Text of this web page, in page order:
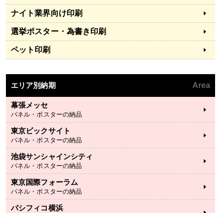
ナイト業界向け印刷
選挙ポスター・為書き印刷
ペット印刷
エリア別納期 Area
幕張メッセ
パネル・ポスターの納品
東京ビックサイト
パネル・ポスターの納品
池袋サンシャインシティ
パネル・ポスターの納品
東京国際フォーラム
パネル・ポスターの納品
パシフィコ横浜